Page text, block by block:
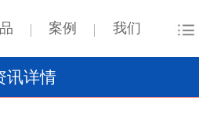
案例 我们
讯详情